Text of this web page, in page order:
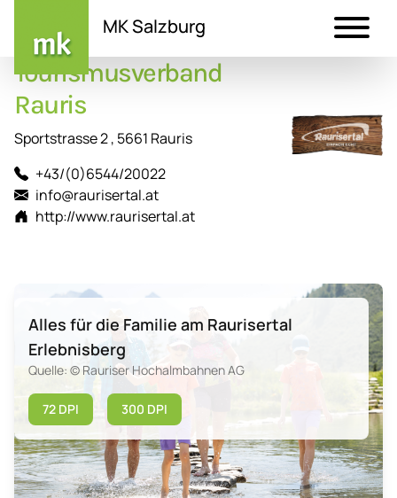
Inhalt
MK Salzburg
Tourismusverband
Rauris
Sportstrasse 2 , 5661 Rauris
+43/(0)6544/20022
info@raurisertal.at
http://www.raurisertal.at
Alles für die Familie am Raurisertal
Erlebnisberg
Quelle: © Rauriser Hochalmbahnen AG
72 DPI 300 DPI